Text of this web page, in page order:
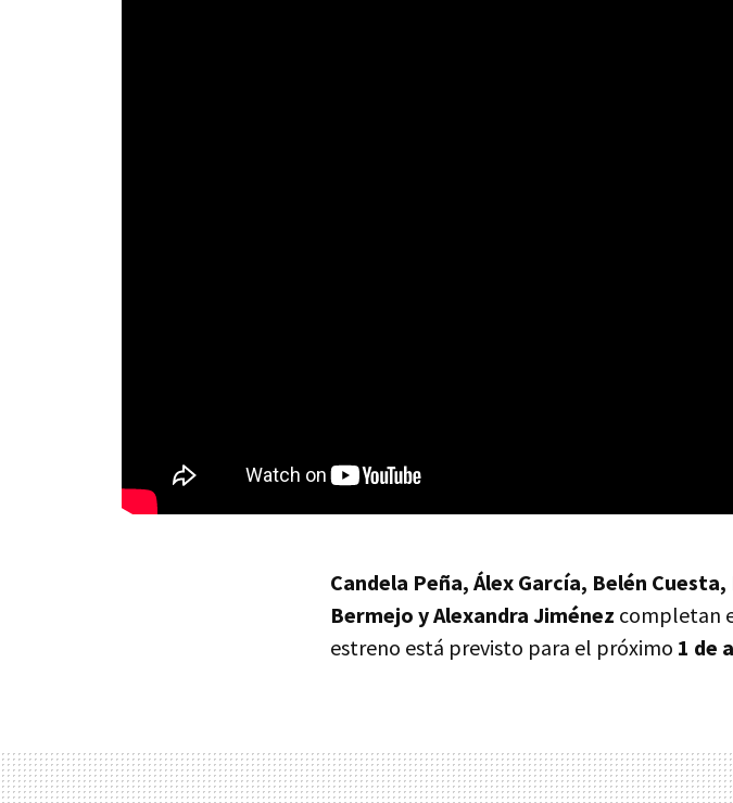
Candela Peña, Álex García, Belén
Bermejo y Alexandra Jiménez completan
estreno está previsto para el próximo 1 de